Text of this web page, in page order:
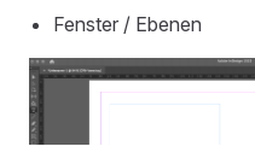
Fenster / Ebenen